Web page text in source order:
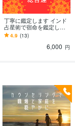
丁寧に鑑定します インド
占星術で宿命を鑑定しま
す。（総合運）
4.9 (13)
6,000 円